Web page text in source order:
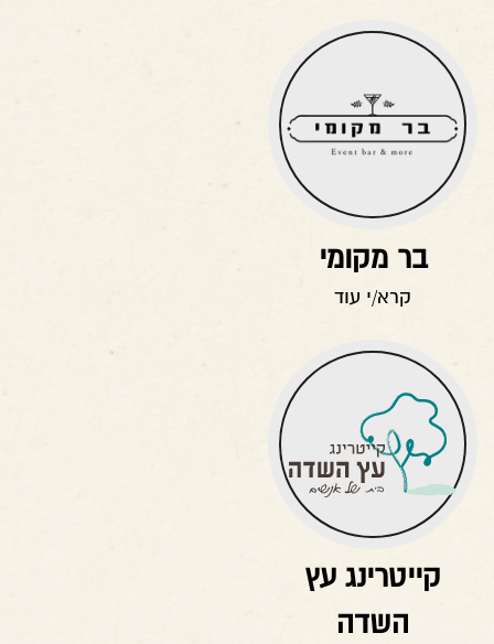
בר מקומי
קרא/י עוד
קייטרינג עץ
השדה